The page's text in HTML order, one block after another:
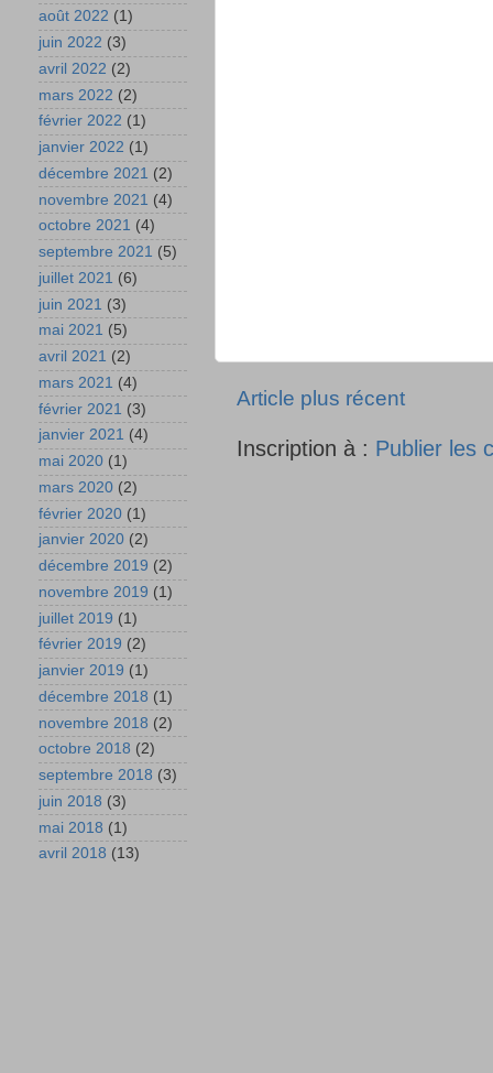
Article plus récent
Inscription à : Publier les
août 2022 (1)
juin 2022 (3)
avril 2022 (2)
mars 2022 (2)
février 2022 (1)
janvier 2022 (1)
décembre 2021 (2)
novembre 2021 (4)
octobre 2021 (4)
septembre 2021 (5)
juillet 2021 (6)
juin 2021 (3)
mai 2021 (5)
avril 2021 (2)
mars 2021 (4)
février 2021 (3)
janvier 2021 (4)
mai 2020 (1)
mars 2020 (2)
février 2020 (1)
janvier 2020 (2)
décembre 2019 (2)
novembre 2019 (1)
juillet 2019 (1)
février 2019 (2)
janvier 2019 (1)
décembre 2018 (1)
novembre 2018 (2)
octobre 2018 (2)
septembre 2018 (3)
juin 2018 (3)
mai 2018 (1)
avril 2018 (13)